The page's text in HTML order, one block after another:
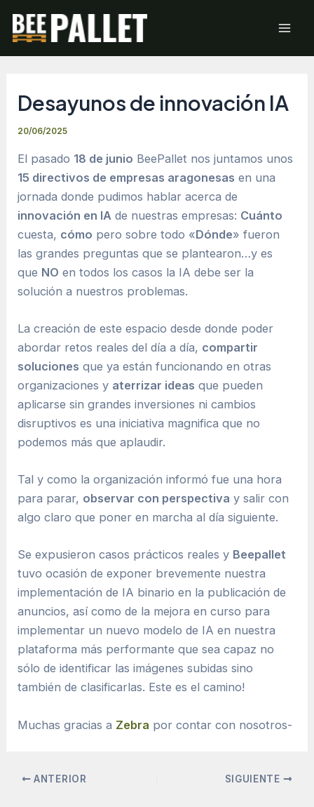
contenido
Desayunos de innovación IA
20/06/2025
El pasado 18 de junio BeePallet nos juntamos unos
15 directivos de empresas aragonesas en una
jornada donde pudimos hablar acerca de
innovación en IA de nuestras empresas: Cuánto
cuesta, cómo pero sobre todo «Dónde» fueron
las grandes preguntas que se plantearon…y es
que NO en todos los casos la IA debe ser la
solución a nuestros problemas.
La creación de este espacio desde donde poder
abordar retos reales del día a día, compartir
soluciones que ya están funcionando en otras
organizaciones y aterrizar ideas que pueden
aplicarse sin grandes inversiones ni cambios
disruptivos es una iniciativa magnifica que no
podemos más que aplaudir.
Tal y como la organización informó fue una hora
para parar, observar con perspectiva y salir con
algo claro que poner en marcha al día siguiente.
Se expusieron casos prácticos reales y Beepallet
tuvo ocasión de exponer brevemente nuestra
implementación de IA binario en la publicación de
anuncios, así como de la mejora en curso para
implementar un nuevo modelo de IA en nuestra
plataforma más performante que sea capaz no
sólo de identificar las imágenes subidas sino
también de clasificarlas. Este es el camino!
Muchas gracias a Zebra por contar con nosotros-
ANTERIOR SIGUIENTE